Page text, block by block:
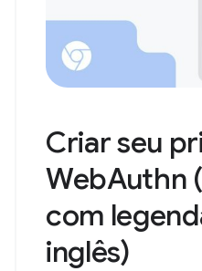
Criar seu
WebAuthn
com
inglês)